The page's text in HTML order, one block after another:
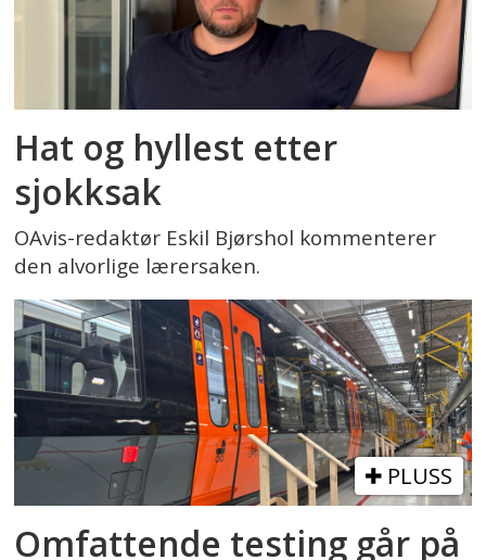
Hat og hyllest etter
sjokksak
OAvis-redaktør Eskil Bjørshol kommenterer
den alvorlige lærersaken.
PLUSS
Omfattende testing går på